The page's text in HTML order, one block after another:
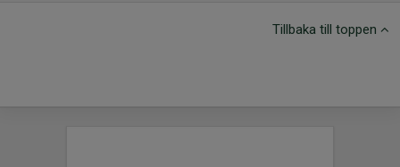
Tillbaka till toppen